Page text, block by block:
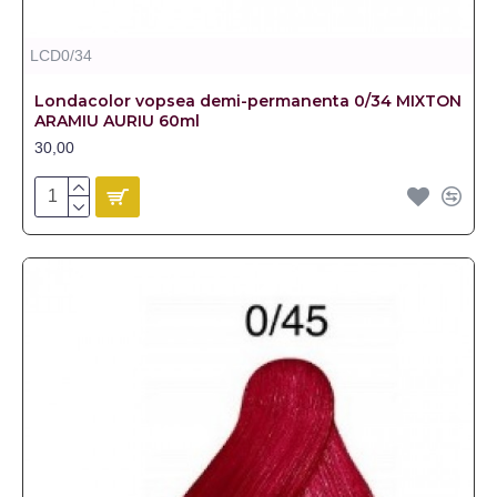
LCD0/34
Londacolor vopsea demi-permanenta 0/34 MIXTON
ARAMIU AURIU 60ml
30,00